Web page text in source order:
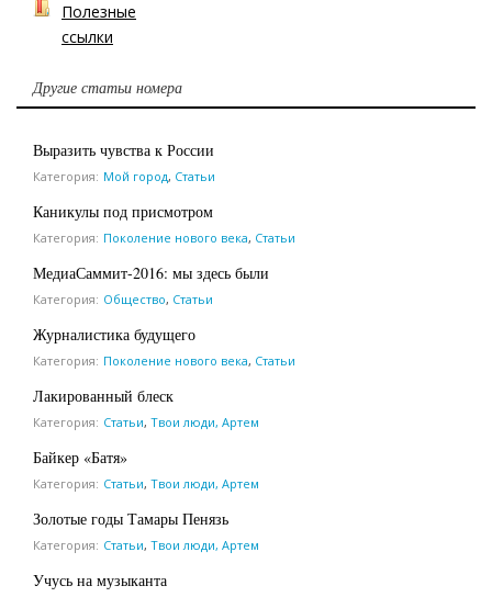
Полезные
ссылки
Другие статьи номера
Выразить чувства к России
Категория: Мой город, Статьи
Каникулы под присмотром
Категория: Поколение нового века, Статьи
МедиаСаммит-2016: мы здесь были
Категория: Общество, Статьи
Журналистика будущего
Категория: Поколение нового века, Статьи
Лакированный блеск
Категория: Статьи, Твои люди, Артем
Байкер «Батя»
Категория: Статьи, Твои люди, Артем
Золотые годы Тамары Пенязь
Категория: Статьи, Твои люди, Артем
Учусь на музыканта